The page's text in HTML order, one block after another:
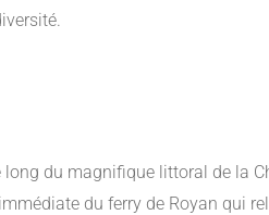
long du magnifique littoral de la
du ferry de Royan qui